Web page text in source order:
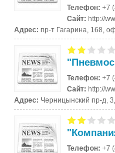
Телефон:+7
Сайт:http://
Адрес:пр-т Гагарина, 168,
Телефон:+7
Сайт:http://
Адрес: Черницынский пр-д,
Телефон:+7